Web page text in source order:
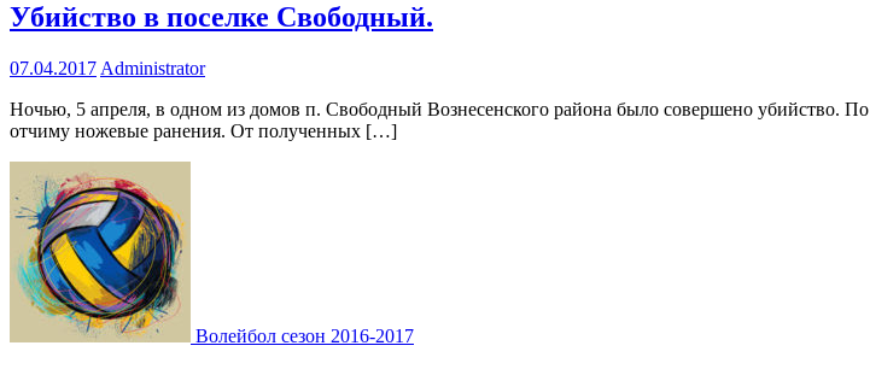
Убийство в поселке Свободный.
07.04.2017 Administrator
Ночью, 5 апреля, в одном из домов п. Свободный Вознесенского района было совершено убийство.
отчиму ножевые ранения. От полученных […]
Волейбол сезон 2016-2017